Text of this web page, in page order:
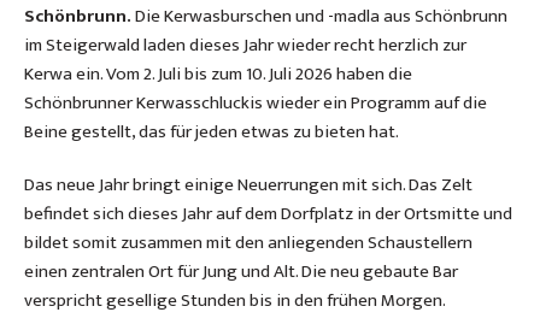
Schönbrunn.Die Kerwasburschen und -madla aus Schönbrunn
im Steigerwald laden dieses Jahr wieder recht herzlich zur
Kerwa ein. Vom 2. Juli bis zum 10. Juli 2026 haben die
Schönbrunner Kerwasschluckis wieder ein Programm auf die
Beine gestellt, das für jeden etwas zu bieten hat.
Das neue Jahr bringt einige Neuerrungen mit sich. Das Zelt
befindet sich dieses Jahr auf dem Dorfplatz in der Ortsmitte und
bildet somit zusammen mit den anliegenden Schaustellern
einen zentralen Ort für Jung und Alt. Die neu gebaute Bar
verspricht gesellige Stunden bis in den frühen Morgen.